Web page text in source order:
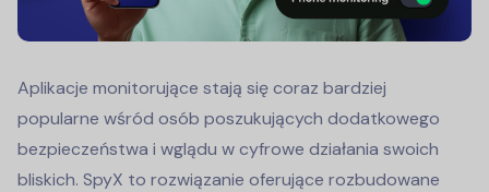
Aplikacje monitorujące stają się coraz bardziej
popularne wśród osób poszukujących dodatkowego
bezpieczeństwa i wglądu w cyfrowe działania swoich
bliskich. SpyX to rozwiązanie oferujące rozbudowane